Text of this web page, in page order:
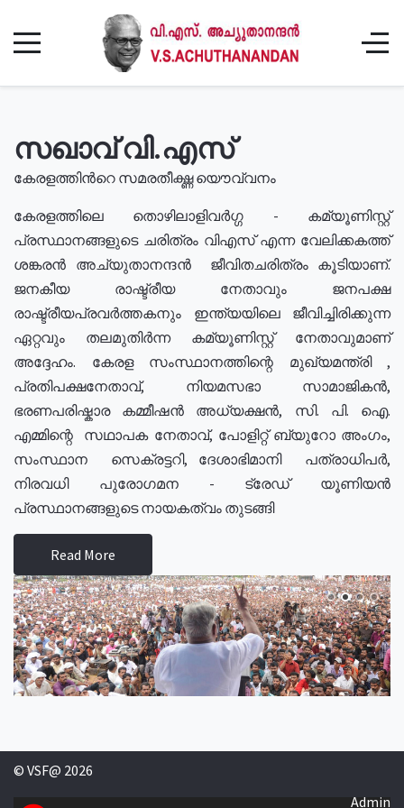
സഖാവ് വി.എസ്
കേരളത്തിൻറെ സമരതീക്ഷ്ണ യൌവ്വനം
കേരളത്തിലെ തൊഴിലാളിവർഗ്ഗ - കമ്യൂണിസ്റ്റ്
പ്രസ്ഥാനങ്ങളുടെ ചരിത്രം വിഎസ് എന്ന വേലിക്കകത്ത്
ശങ്കരൻ അച്യുതാനന്ദൻ ജീവിതചരിത്രം കൂടിയാണ്.
ജനകീയ രാഷ്ട്രീയ നേതാവും ജനപക്ഷ
രാഷ്ട്രീയപ്രവർത്തകനും ഇന്ത്യയിലെ ജീവിച്ചിരിക്കുന്ന
ഏറ്റവും തലമുതിർന്ന കമ്യൂണിസ്റ്റ് നേതാവുമാണ്
അദ്ദേഹം. കേരള സംസ്ഥാനത്തിന്റെ മുഖ്യമന്ത്രി ,
പ്രതിപക്ഷനേതാവ്, നിയമസഭാ സാമാജികൻ,
ഭരണപരിഷ്കാര കമ്മീഷൻ അധ്യക്ഷൻ, സി. പി. ഐ.
എമ്മിന്റെ സഥാപക നേതാവ്, പോളിറ്റ് ബ്യുറോ അംഗം,
സംസ്ഥാന സെക്രട്ടറി, ദേശാഭിമാനി പത്രാധിപർ,
നിരവധി പുരോഗമന - ട്രേഡ് യൂണിയൻ
പ്രസ്ഥാനങ്ങളുടെ നായകത്വം തുടങ്ങി
Read More
© VSF@ 2026
Admin